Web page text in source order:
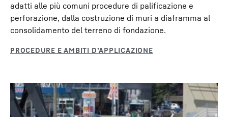
adatti alle più comuni procedure di palificazione e
perforazione, dalla costruzione di muri a diaframma al
consolidamento del terreno di fondazione.